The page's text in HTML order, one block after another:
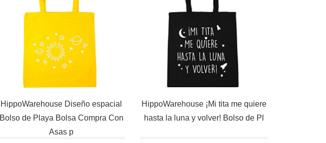
HippoWarehouse Diseño espacial
Bolso de Playa Bolsa Compra Con
Asas p
HippoWarehouse ¡Mi tita me quiere
hasta la luna y volver! Bolso de Pl